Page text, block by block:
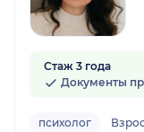
Стаж 3 года
Документы
психолог